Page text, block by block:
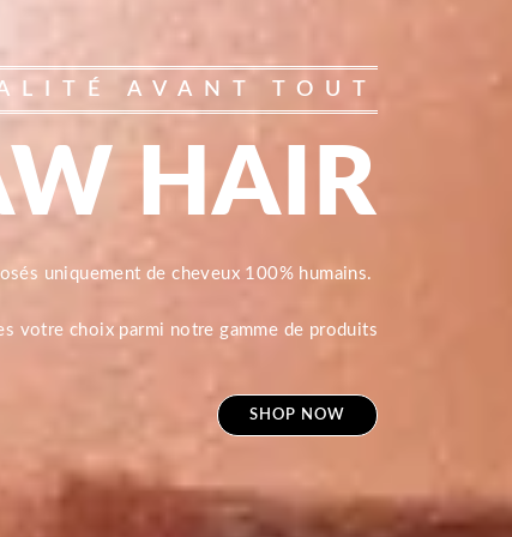
AVANT TOUT
HAIR
uniquement de cheveux 100% humains.
votre choix parmi notre gamme de produits
SHOP NOW